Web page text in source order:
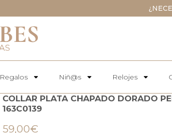
Regalos Niñ@s Relojes
COLLAR PLATA CHAPADO DORADO
163C0139
59,00€